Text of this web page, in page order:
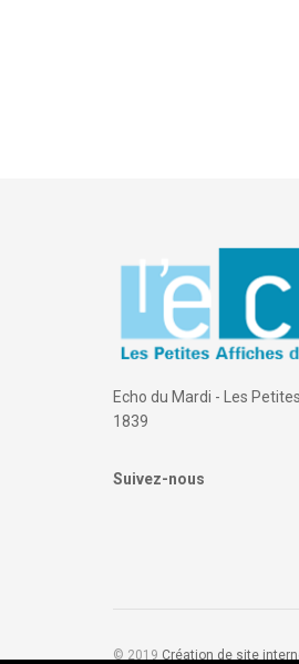
Echo du Mardi - Les
1839
Suivez-nous
© 2019 Création de site